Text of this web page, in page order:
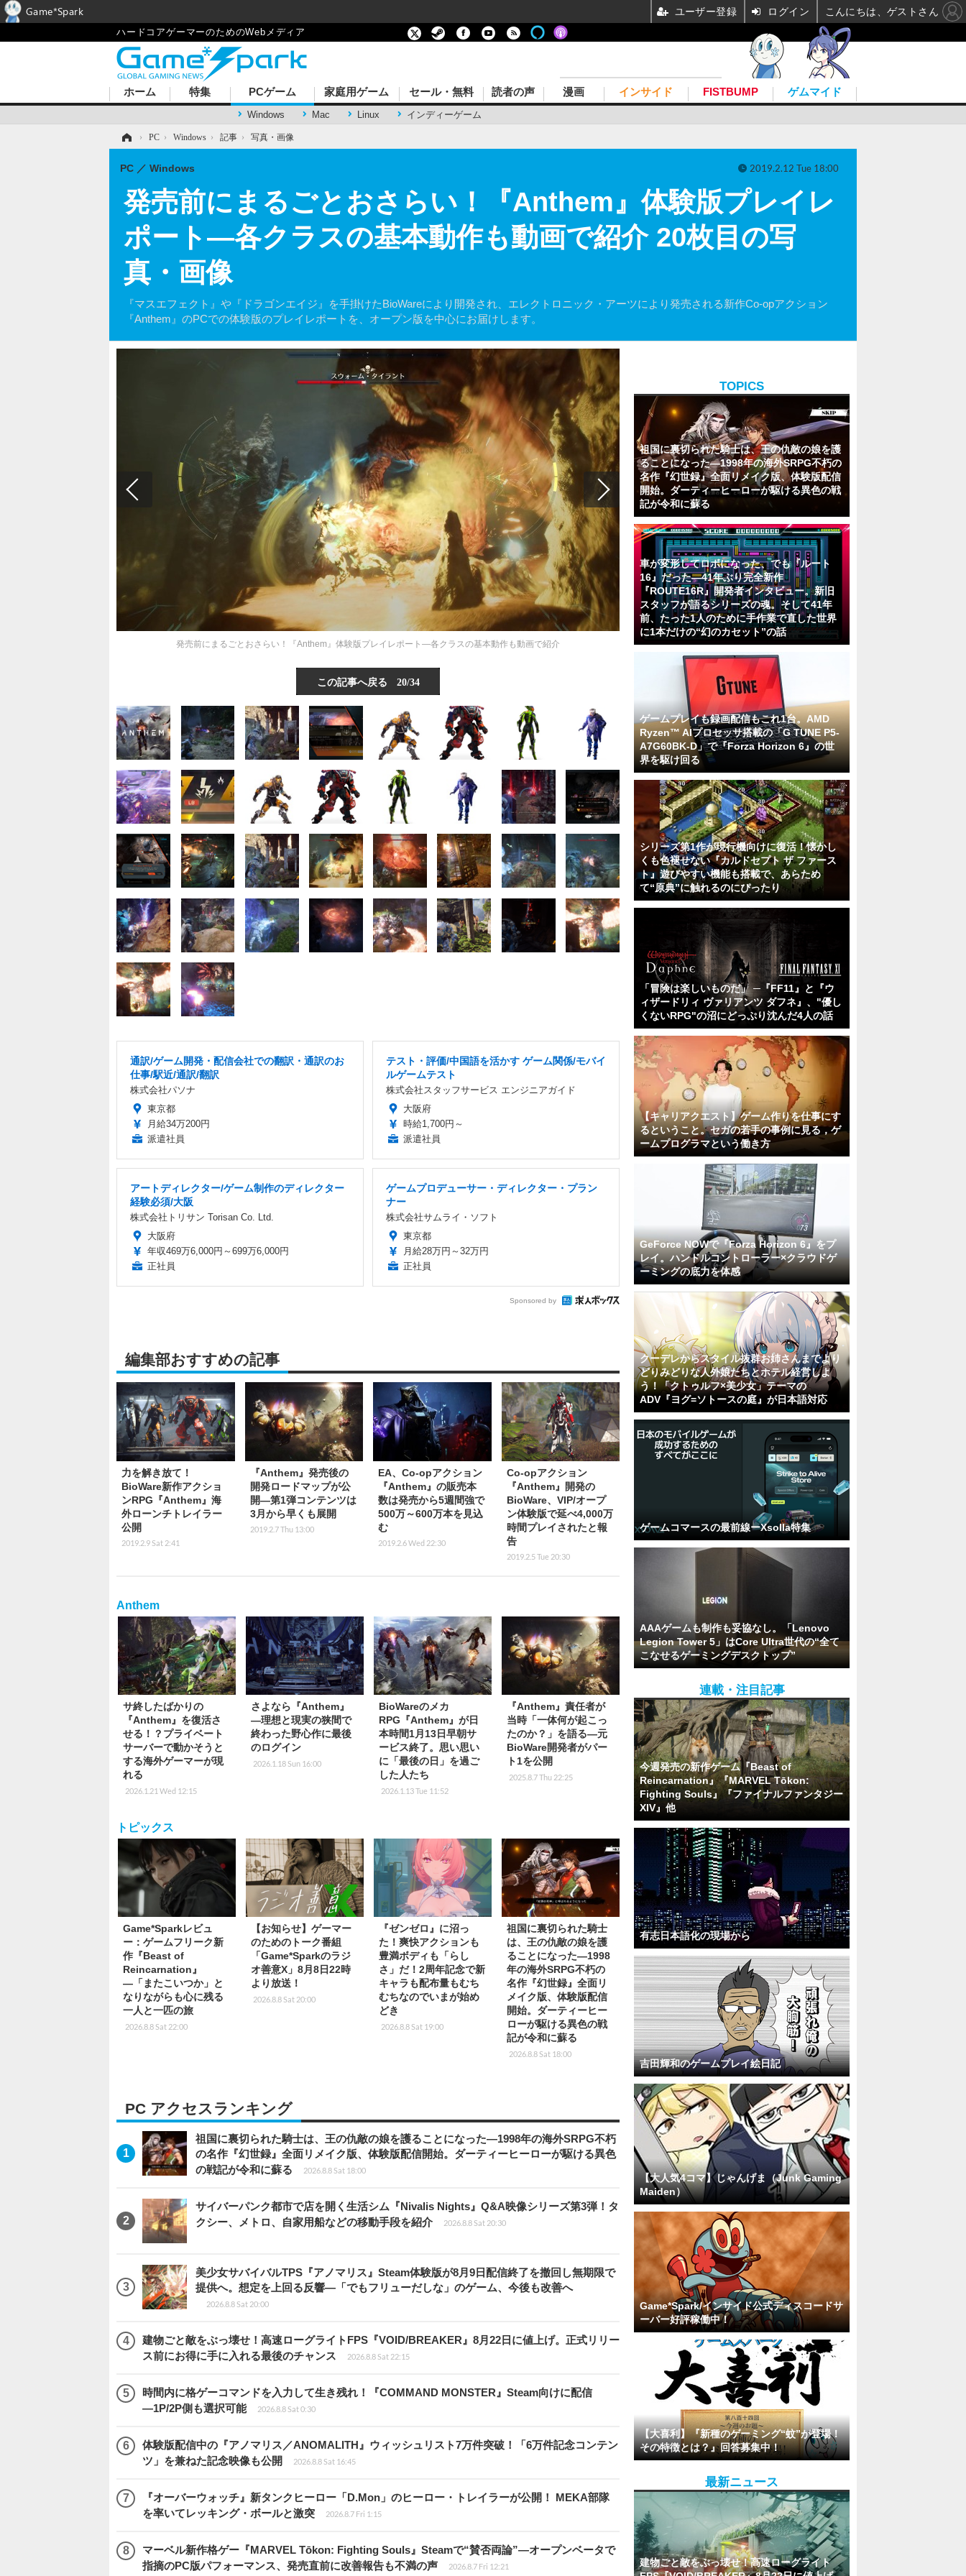
ハードコアゲーマーのためのWebメディア
ホーム 特集 PCゲーム
Windows Mac Linux インディーゲーム
家庭用ゲーム セール・無料 読者の声 漫画 インサイド FISTBUMP ゲムマイド
› PC › Windows › 記事 › 写真・画像
発売前にまるごとおさらい！『Anthem』体験版プレイレ
ポート―各クラスの基本動作も動画で紹介 20枚目の写
真・画像
『マスエフェクト』や『ドラゴンエイジ』を手掛けたBioWareにより開発され、エレクトロニック・アーツにより発売される新作Co-opアクション
『Anthem』のPCでの体験版のプレイレポートを、オープン版を中心にお届けします。
PC Windows 2019.2.12 Tue 18:00
発売前にまるごとおさらい！『Anthem』体験版プレイレポート―各クラスの基本動作も動画で紹介
この記事へ戻る 20/34
通訳/ゲーム開発・配信会社での翻訳・通訳のお
仕事/駅近/通訳/翻訳
株式会社パソナ
東京都
月給34万200円
派遣社員
テスト・評価/中国語を活かす ゲーム関係/モバイ
ルゲームテスト
株式会社スタッフサービス エンジニアガイド
大阪府
時給1,700円～
派遣社員
アートディレクター/ゲーム制作のディレクター
経験必須/大阪
株式会社トリサン Torisan Co. Ltd.
大阪府
年収469万6,000円～699万6,000円
正社員
ゲームプロデューサー・ディレクター・プラン
ナー
株式会社サムライ・ソフト
東京都
月給28万円～32万円
正社員
Sponsored by
編集部おすすめの記事
力を解き放て！
BioWare新作アクショ
ンRPG『Anthem』海
外ローンチトレイラー
公開
2019.2.9 Sat 2:41
『Anthem』発売後の
開発ロードマップが公
開―第1弾コンテンツは
3月から早くも展開
2019.2.7 Thu 13:00
EA、Co-opアクション
『Anthem』の販売本
数は発売から5週間強で
500万～600万本を見込
む
2019.2.6 Wed 22:30
Co-opアクション
『Anthem』開発の
BioWare、VIP/オープ
ン体験版で延べ4,000万
時間プレイされたと報
告
2019.2.5 Tue 20:30
Anthem
サ終したばかりの
『Anthem』を復活さ
せる！？プライベート
サーバーで動かそうと
する海外ゲーマーが現
れる
2026.1.21 Wed 12:15
さよなら『Anthem』
―理想と現実の狭間で
終わった野心作に最後
のログイン
2026.1.18 Sun 16:00
BioWareのメカ
RPG『Anthem』が日
本時間1月13日早朝サ
ービス終了。思い思い
に「最後の日」を過ご
した人たち
2026.1.13 Tue 11:52
『Anthem』責任者が
当時「一体何が起こっ
たのか？」を語る―元
BioWare開発者がパー
ト1を公開
2025.8.7 Thu 22:25
トピックス
Game*Sparkレビュ
ー：ゲームフリーク新
作『Beast of
Reincarnation』
―「またこいつか」と
なりながらも心に残る
一人と一匹の旅
2026.8.8 Sat 22:00
【お知らせ】ゲーマー
のためのトーク番組
「Game*Sparkのラジ
オ善意X」8月8日22時
より放送！
2026.8.8 Sat 20:00
『ゼンゼロ』に沼っ
た！爽快アクションも
豊満ボディも「らし
さ」だ！2周年記念で新
キャラも配布量もむち
むちなのでいまが始め
どき
2026.8.8 Sat 19:00
祖国に裏切られた騎士
は、王の仇敵の娘を護
ることになった―1998
年の海外SRPG不朽の
名作『幻世録』全面リ
メイク版、体験版配信
開始。ダーティーヒー
ローが駆ける異色の戦
記が令和に蘇る
2026.8.8 Sat 18:00
PC アクセスランキング
祖国に裏切られた騎士は、王の仇敵の娘を護ることになった―1998年の海外SRPG不朽
の名作『幻世録』全面リメイク版、体験版配信開始。ダーティーヒーローが駆ける異色
の戦記が令和に蘇る
2026.8.8 Sat 18:00
サイバーパンク都市で店を開く生活シム『Nivalis Nights』Q&A映像シリーズ第3弾！タ
クシー、メトロ、自家用船などの移動手段を紹介
2026.8.8 Sat 20:30
美少女サバイバルTPS『アノマリス』Steam体験版が8月9日配信終了を撤回し無期限で
提供へ。想定を上回る反響―「でもフリューだしな」のゲーム、今後も改善へ
2026.8.8 Sat 20:00
建物ごと敵をぶっ壊せ！高速ローグライトFPS『VOID/BREAKER』8月22日に値上げ。正式リリー
ス前にお得に手に入れる最後のチャンス
2026.8.8 Sat 22:15
時間内に格ゲーコマンドを入力して生き残れ！『COMMAND MONSTER』Steam向けに配信
―1P/2P側も選択可能
2026.8.8 Sat 0:30
体験版配信中の『アノマリス／ANOMALITH』ウィッシュリスト7万件突破！「6万件記念コンテン
ツ」を兼ねた記念映像も公開
2026.8.8 Sat 16:45
『オーバーウォッチ』新タンクヒーロー「D.Mon」のヒーロー・トレイラーが公開！ MEKA部隊
を率いてレッキング・ボールと激突
2026.8.7 Fri 1:15
マーベル新作格ゲー『MARVEL Tōkon: Fighting Souls』Steamで“賛否両論”―オープンベータで
指摘のPC版パフォーマンス、発売直前に改善報告も不満の声
2026.8.7 Fri 12:21
TOPICS
祖国に裏切られた騎士は、王の仇敵の娘を護
ることになった―1998年の海外SRPG不朽の
名作『幻世録』全面リメイク版、体験版配信
開始。ダーティーヒーローが駆ける異色の戦
記が令和に蘇る
車が変形してロボになった、でも『ルート
16』だった―41年ぶり完全新作
『ROUTE16R』開発者インタビュー。新旧
スタッフが語るシリーズの魂。そして41年
前、たった1人のために手作業で直した世界
に1本だけの“幻のカセット”の話
ゲームプレイも録画配信もこれ1台。AMD
Ryzen™ AIプロセッサ搭載の「G TUNE P5-
A7G60BK-D」で『Forza Horizon 6』の世
界を駆け回る
シリーズ第1作が現行機向けに復活！懐かし
くも色褪せない『カルドセプト ザ ファース
ト』遊びやすい機能も搭載で、あらため
て“原典”に触れるのにぴったり
「冒険は楽しいものだ」 ─『FF11』と『ウ
ィザードリィ ヴァリアンツ ダフネ』、"優し
くないRPG"の沼にどっぷり沈んだ4人の話
【キャリアクエスト】ゲーム作りを仕事にす
るということ。セガの若手の事例に見る，ゲ
ームプログラマという働き方
GeForce NOWで『Forza Horizon 6』をプ
レイ。ハンドルコントローラー×クラウドゲ
ーミングの底力を体感
クーデレからスタイル抜群お姉さんまでより
どりみどりな人外娘たちとホテル経営しよ
う！「クトゥルフ×美少女」テーマの
ADV『ヨグ=ソトースの庭』が日本語対応
ゲームコマースの最前線ーXsolla特集
AAAゲームも制作も妥協なし。「Lenovo
Legion Tower 5」はCore Ultra世代の“全て
こなせるゲーミングデスクトップ”
連載・注目記事
今週発売の新作ゲーム『Beast of
Reincarnation』『MARVEL Tōkon:
Fighting Souls』『ファイナルファンタジー
XIV』他
有志日本語化の現場から
吉田輝和のゲームプレイ絵日記
【大人気4コマ】じゃんげま（Junk Gaming
Maiden）
Game*Spark/インサイド公式ディスコードサ
ーバー好評稼働中！
【大喜利】『新種のゲーミング“蚊”が登場！
その特徴とは？』回答募集中！
最新ニュース
建物ごと敵をぶっ壊せ！高速ローグライト
Game*Spark ユーザー登録 ログイン こんにちは、ゲストさん